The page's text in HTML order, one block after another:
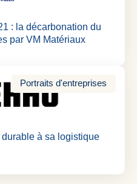
: la décarbonation du
par VM Matériaux
Portraits d'entreprises
à sa logistique